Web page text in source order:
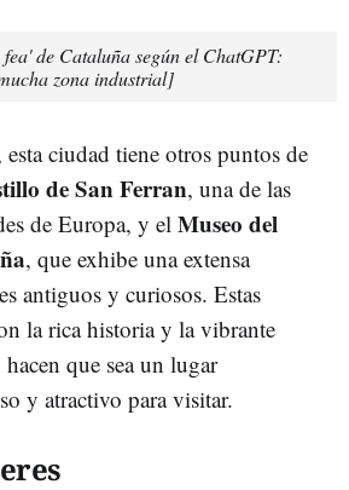
de Cataluña según el ChatGPT:
zona industrial]
ciudad tiene otros puntos de
de San Ferran, una de las
de Europa, y el Museo del
, que exhibe una extensa
antiguos y curiosos. Estas
la rica historia y la vibrante
que sea un lugar
y atractivo para visitar.